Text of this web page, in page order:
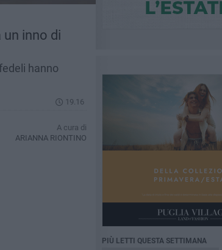
un inno di
hanno
19.16
A cura di
ARIANNA RIONTINO
PIÙ LETTI QUESTA SETTIMANA